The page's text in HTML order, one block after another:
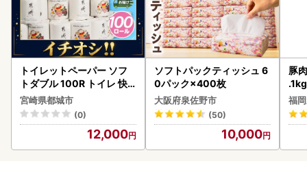
※迷惑メールに振り分けられてしまう可能性もございますの
で、正しく受信できるようプロバイダやメールソフトの受信
設定をご確認ください。
トイレットペーパー ソフ
トダブル 100R トイレ 快
速〔12-I5-TP100-R〕
宮崎県都城市
(0)
12,000
ソフトパックティッシュ 6
0パック×400枚
大阪府泉佐野市
(50)
10,000
豚
福